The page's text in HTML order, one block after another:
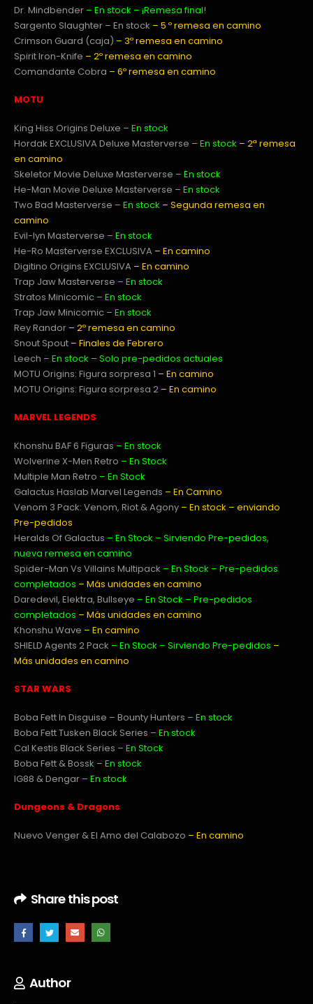
Dr. Mindbender – En stock – ¡Remesa final!
Sargento Slaughter – En stock – 5 º remesa en camino
Crimson Guard (caja) – 3º remesa en camino
Spirit Iron-Knife – 2º remesa en camino
Comandante Cobra – 6º remesa en camino
MOTU
King Hiss Origins Deluxe – En stock
Hordak EXCLUSIVA Deluxe Masterverse – En stock – 2ª remesa
en camino
Skeletor Movie Deluxe Masterverse – En stock
He-Man Movie Deluxe Masterverse – En stock
Two Bad Masterverse – En stock – Segunda remesa en
camino
Evil-lyn Masterverse – En stock
He-Ro Masterverse EXCLUSIVA – En camino
Digitino Origins EXCLUSIVA – En camino
Trap Jaw Masterverse – En stock
Stratos Minicomic – En stock
Trap Jaw Minicomic – En stock
Rey Randor – 2º remesa en camino
Snout Spout – Finales de Febrero
Leech – En stock – Solo pre-pedidos actuales
MOTU Origins: Figura sorpresa 1 – En camino
MOTU Origins: Figura sorpresa 2 – En camino
MARVEL LEGENDS
Khonshu BAF 6 Figuras – En stock
Wolverine X-Men Retro – En Stock
Multiple Man Retro – En Stock
Galactus Haslab Marvel Legends – En Camino
Venom 3 Pack: Venom, Riot & Agony – En stock – enviando
Pre-pedidos
Heralds Of Galactus – En Stock – Sirviendo Pre-pedidos,
nueva remesa en camino
Spider-Man Vs Villains Multipack – En Stock – Pre-pedidos
completados – Más unidades en camino
Daredevil, Elektra, Bullseye – En Stock – Pre-pedidos
completados – Más unidades en camino
Khonshu Wave – En camino
SHIELD Agents 2 Pack – En Stock – Sirviendo Pre-pedidos –
Más unidades en camino
STAR WARS
Boba Fett In Disguise – Bounty Hunters – En stock
Boba Fett Tusken Black Series – En stock
Cal Kestis Black Series – En Stock
Boba Fett & Bossk – En stock
IG88 & Dengar – En stock
Dungeons & Dragons
Nuevo Venger & El Amo del Calabozo – En camino
Share this post
Author